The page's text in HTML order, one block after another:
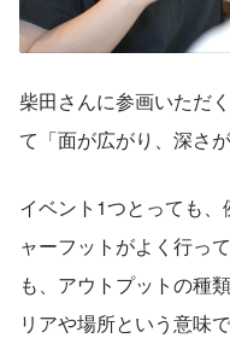
柴田さんに参画いただ
て「面が広がり、深さ
イベント1つとっても
ャーフットがよく行っ
も、アウトプットの種
リアや場所という意味